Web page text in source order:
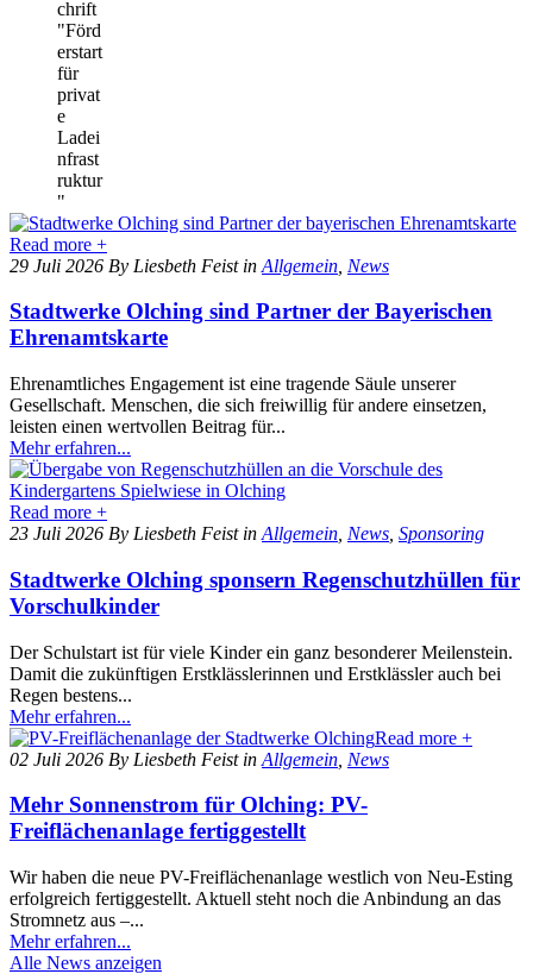
Read more +
29 Juli 2026 By Liesbeth Feist in Allgemein News
Stadtwerke Olching sind Partner der Bayerischen
Ehrenamtskarte
Ehrenamtliches Engagement ist eine tragende Säule unserer
Gesellschaft. Menschen, die sich freiwillig für andere einsetzen,
leisten einen wertvollen Beitrag für...
Mehr erfahren...
Read more +
23 Juli 2026 By Liesbeth Feist in Allgemein News Sponsoring
Stadtwerke Olching sponsern Regenschutzhüllen für
Vorschulkinder
Der Schulstart ist für viele Kinder ein ganz besonderer Meilenstein.
Damit die zukünftigen Erstklässlerinnen und Erstklässler auch bei
Regen bestens...
Mehr erfahren...
Read more +
02 Juli 2026 By Liesbeth Feist in Allgemein News
Mehr Sonnenstrom für Olching: PV-
Freiflächenanlage fertiggestellt
Wir haben die neue PV-Freiflächenanlage westlich von Neu-Esting
erfolgreich fertiggestellt. Aktuell steht noch die Anbindung an das
Stromnetz aus –...
Mehr erfahren...
Alle News anzeigen